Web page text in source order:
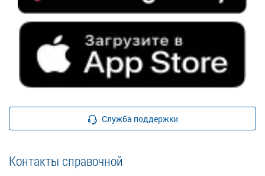
Служба поддержки
Контакты справочной